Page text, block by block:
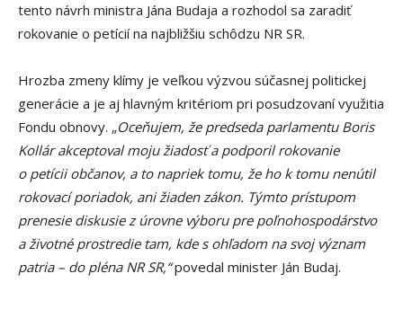
tento návrh ministra Jána Budaja a rozhodol sa zaradiť
rokovanie o petícií na najbližšiu schôdzu NR SR.
Hrozba zmeny klímy je veľkou výzvou súčasnej politickej
generácie a je aj hlavným kritériom pri posudzovaní využitia
Fondu obnovy. „Oceňujem, že predseda parlamentu Boris
Kollár akceptoval moju žiadosť a podporil rokovanie
o petícii občanov, a to napriek tomu, že ho k tomu nenútil
rokovací poriadok, ani žiaden zákon. Týmto prístupom
prenesie diskusie z úrovne výboru pre poľnohospodárstvo
a životné prostredie tam, kde s ohľadom na svoj význam
patria – do pléna NR SR,“povedal minister Ján Budaj.